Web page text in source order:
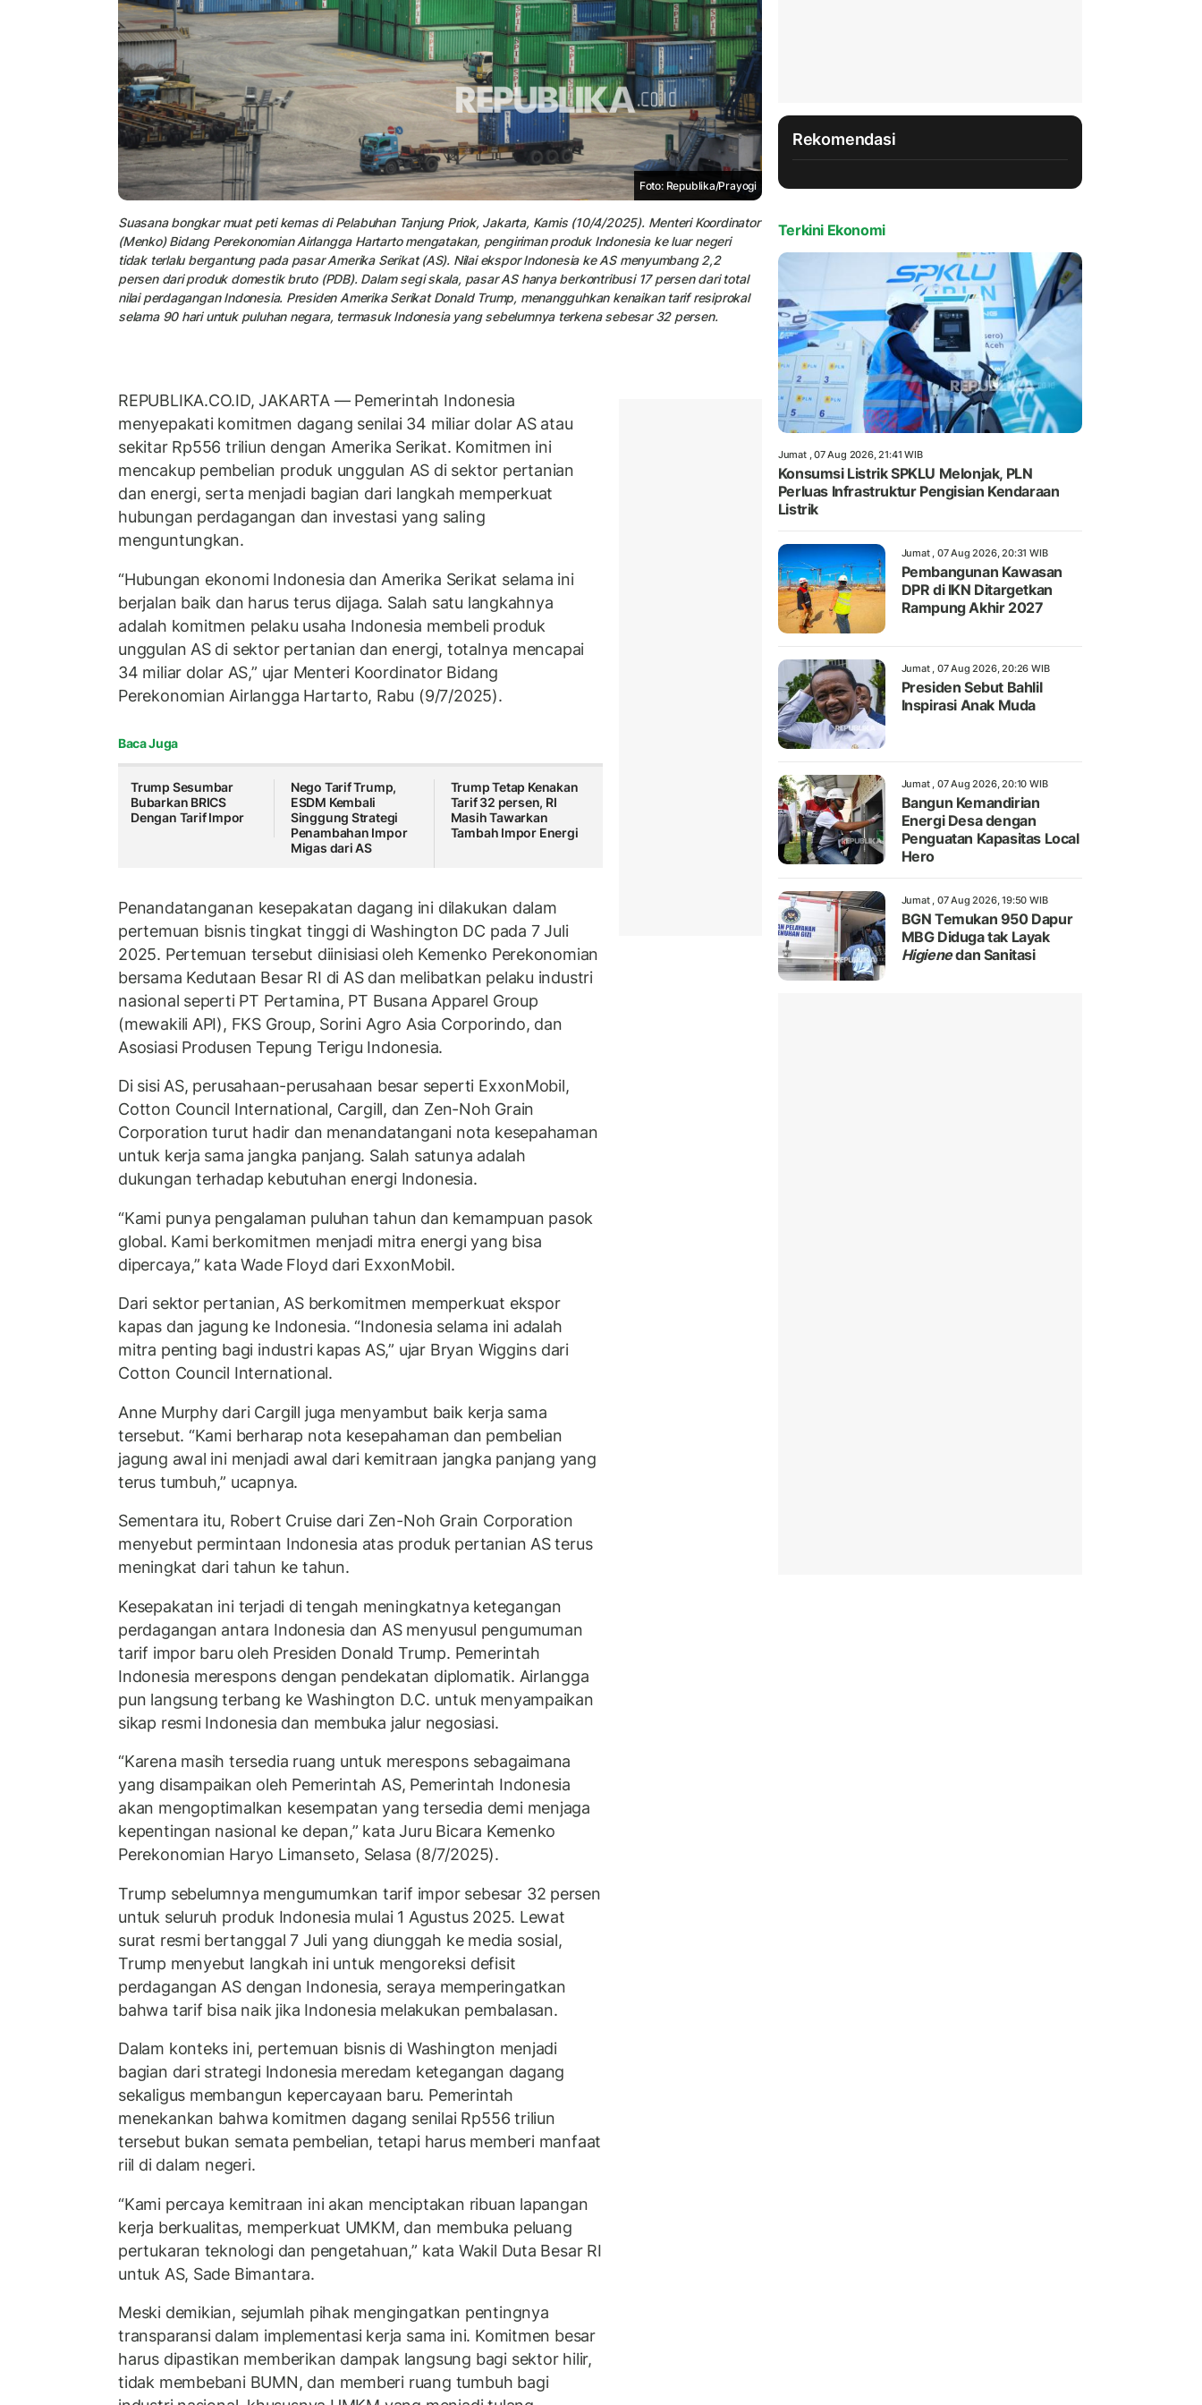
Foto: Republika/Prayogi
Suasana bongkar muat peti kemas di Pelabuhan Tanjung Priok, Jakarta, Kamis (10/4/2025). Menteri Koordinator
(Menko) Bidang Perekonomian Airlangga Hartarto mengatakan, pengiriman produk Indonesia ke luar negeri
tidak terlalu bergantung pada pasar Amerika Serikat (AS). Nilai ekspor Indonesia ke AS menyumbang 2,2
persen dari produk domestik bruto (PDB). Dalam segi skala, pasar AS hanya berkontribusi 17 persen dari total
nilai perdagangan Indonesia. Presiden Amerika Serikat Donald Trump, menangguhkan kenaikan tarif resiprokal
selama 90 hari untuk puluhan negara, termasuk Indonesia yang sebelumnya terkena sebesar 32 persen.
REPUBLIKA.CO.ID, JAKARTA — Pemerintah Indonesia
menyepakati komitmen dagang senilai 34 miliar dolar AS atau
sekitar Rp556 triliun dengan Amerika Serikat. Komitmen ini
mencakup pembelian produk unggulan AS di sektor pertanian
dan energi, serta menjadi bagian dari langkah memperkuat
hubungan perdagangan dan investasi yang saling
menguntungkan.
“Hubungan ekonomi Indonesia dan Amerika Serikat selama ini
berjalan baik dan harus terus dijaga. Salah satu langkahnya
adalah komitmen pelaku usaha Indonesia membeli produk
unggulan AS di sektor pertanian dan energi, totalnya mencapai
34 miliar dolar AS,” ujar Menteri Koordinator Bidang
Perekonomian Airlangga Hartarto, Rabu (9/7/2025).
Baca Juga
Trump Sesumbar
Bubarkan BRICS
Dengan Tarif Impor
Nego Tarif Trump,
ESDM Kembali
Singgung Strategi
Penambahan Impor
Migas dari AS
Trump Tetap Kenakan
Tarif 32 persen, RI
Masih Tawarkan
Tambah Impor Energi
Penandatanganan kesepakatan dagang ini dilakukan dalam
pertemuan bisnis tingkat tinggi di Washington DC pada 7 Juli
2025. Pertemuan tersebut diinisiasi oleh Kemenko Perekonomian
bersama Kedutaan Besar RI di AS dan melibatkan pelaku industri
nasional seperti PT Pertamina, PT Busana Apparel Group
(mewakili API), FKS Group, Sorini Agro Asia Corporindo, dan
Asosiasi Produsen Tepung Terigu Indonesia.
Di sisi AS, perusahaan-perusahaan besar seperti ExxonMobil,
Cotton Council International, Cargill, dan Zen-Noh Grain
Corporation turut hadir dan menandatangani nota kesepahaman
untuk kerja sama jangka panjang. Salah satunya adalah
dukungan terhadap kebutuhan energi Indonesia.
“Kami punya pengalaman puluhan tahun dan kemampuan pasok
global. Kami berkomitmen menjadi mitra energi yang bisa
dipercaya,” kata Wade Floyd dari ExxonMobil.
Dari sektor pertanian, AS berkomitmen memperkuat ekspor
kapas dan jagung ke Indonesia. “Indonesia selama ini adalah
mitra penting bagi industri kapas AS,” ujar Bryan Wiggins dari
Cotton Council International.
Anne Murphy dari Cargill juga menyambut baik kerja sama
tersebut. “Kami berharap nota kesepahaman dan pembelian
jagung awal ini menjadi awal dari kemitraan jangka panjang yang
terus tumbuh,” ucapnya.
Sementara itu, Robert Cruise dari Zen-Noh Grain Corporation
menyebut permintaan Indonesia atas produk pertanian AS terus
meningkat dari tahun ke tahun.
Kesepakatan ini terjadi di tengah meningkatnya ketegangan
perdagangan antara Indonesia dan AS menyusul pengumuman
tarif impor baru oleh Presiden Donald Trump. Pemerintah
Indonesia merespons dengan pendekatan diplomatik. Airlangga
pun langsung terbang ke Washington D.C. untuk menyampaikan
sikap resmi Indonesia dan membuka jalur negosiasi.
“Karena masih tersedia ruang untuk merespons sebagaimana
yang disampaikan oleh Pemerintah AS, Pemerintah Indonesia
akan mengoptimalkan kesempatan yang tersedia demi menjaga
kepentingan nasional ke depan,” kata Juru Bicara Kemenko
Perekonomian Haryo Limanseto, Selasa (8/7/2025).
Trump sebelumnya mengumumkan tarif impor sebesar 32 persen
untuk seluruh produk Indonesia mulai 1 Agustus 2025. Lewat
surat resmi bertanggal 7 Juli yang diunggah ke media sosial,
Trump menyebut langkah ini untuk mengoreksi defisit
perdagangan AS dengan Indonesia, seraya memperingatkan
bahwa tarif bisa naik jika Indonesia melakukan pembalasan.
Dalam konteks ini, pertemuan bisnis di Washington menjadi
bagian dari strategi Indonesia meredam ketegangan dagang
sekaligus membangun kepercayaan baru. Pemerintah
menekankan bahwa komitmen dagang senilai Rp556 triliun
tersebut bukan semata pembelian, tetapi harus memberi manfaat
riil di dalam negeri.
“Kami percaya kemitraan ini akan menciptakan ribuan lapangan
kerja berkualitas, memperkuat UMKM, dan membuka peluang
pertukaran teknologi dan pengetahuan,” kata Wakil Duta Besar RI
untuk AS, Sade Bimantara.
Meski demikian, sejumlah pihak mengingatkan pentingnya
transparansi dalam implementasi kerja sama ini. Komitmen besar
harus dipastikan memberikan dampak langsung bagi sektor hilir,
tidak membebani BUMN, dan memberi ruang tumbuh bagi
Rekomendasi
Terkini Ekonomi
Jumat , 07 Aug 2026, 21:41 WIB
Konsumsi Listrik SPKLU Melonjak, PLN
Perluas Infrastruktur Pengisian Kendaraan
Listrik
Jumat , 07 Aug 2026, 20:31 WIB
Pembangunan Kawasan
DPR di IKN Ditargetkan
Rampung Akhir 2027
Jumat , 07 Aug 2026, 20:26 WIB
Presiden Sebut Bahlil
Inspirasi Anak Muda
Jumat , 07 Aug 2026, 20:10 WIB
Bangun Kemandirian
Energi Desa dengan
Penguatan Kapasitas Local
Hero
Jumat , 07 Aug 2026, 19:50 WIB
BGN Temukan 950 Dapur
MBG Diduga tak Layak
Higienedan Sanitasi